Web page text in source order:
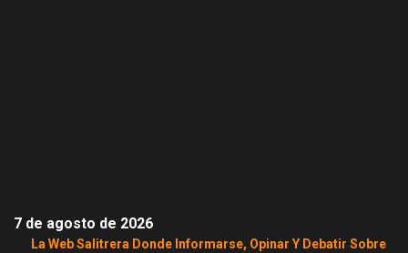
7 de agosto de 2026
La Web Salitrera Donde Informarse, Opinar Y Debatir Sobre